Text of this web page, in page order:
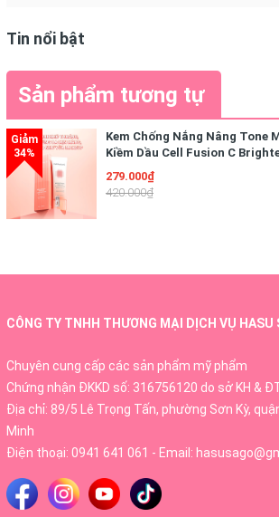
#kem_chống_nắng_skin_aqua
Tin nổi bật
Sản phẩm tương tự
Kem Chống Nắng Nâng Tone
Kiềm Dầu Cell Fusion C
Tone Up Sunscreen 100
++++
279.000₫
420.000₫
CÔNG TY TNHH THƯƠNG MẠI DỊCH VỤ HASU
Chuyên cung cấp các sản phẩm mỹ phẩm
Chứng nhận ĐKKD số: 316756120 do sở KH &
Địa chỉ: 89/5 Lê Trọng Tấn, phường Sơn Kỳ,
Minh
Điện thoại: 0941 641 061 - Email: